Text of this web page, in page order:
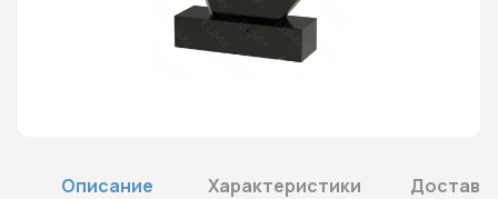
Описание Характеристики